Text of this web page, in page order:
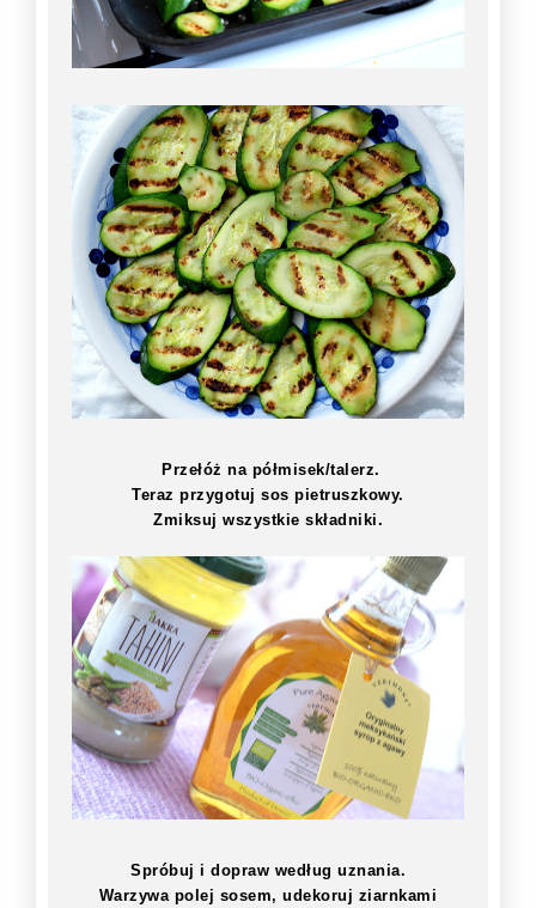
Przełóż na półmisek/talerz.
Teraz przygotuj sos pietruszkowy.
Zmiksuj wszystkie składniki.
Spróbuj i dopraw według uznania.
Warzywa polej sosem, udekoruj ziarnkami